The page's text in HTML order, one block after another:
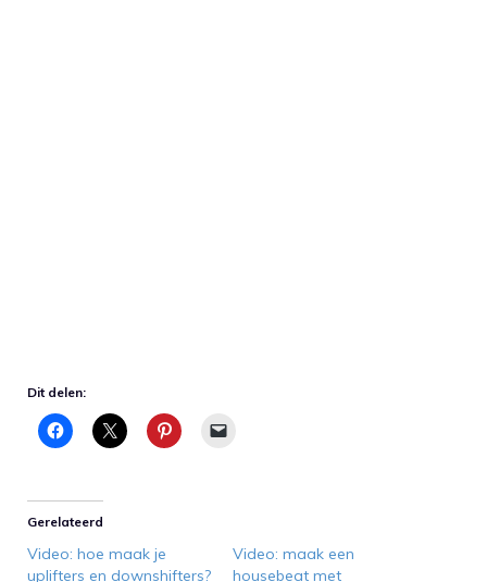
Dit delen:
Gerelateerd
Video: hoe maak je
uplifters en downshifters?
Video: maak een
housebeat met